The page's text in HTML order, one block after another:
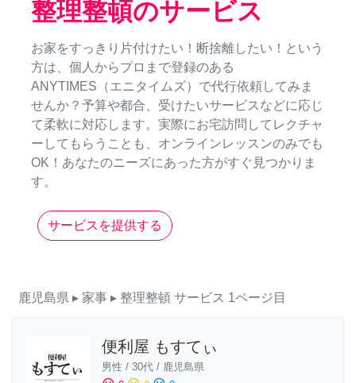
整理整頓のサービス
お家をすっきり片付けたい！断捨離したい！という
方は、個人からプロまで登録のある
ANYTIMES（エニタイムズ）で代行依頼してみま
せんか？予算や都合、受けたいサービスなどに応じ
て柔軟に対応します。実際にお宅訪問してレクチャ
ーしてもらうことも、オンラインレッスンのみでも
OK！あなたのニーズにあった方がすぐ見つかりま
す。
サービスを提供する
鹿児島県 ▸ 家事 ▸ 整理整頓 サービス 1ページ目
便利屋 もすてぃ
男性 / 30代 / 鹿児島県